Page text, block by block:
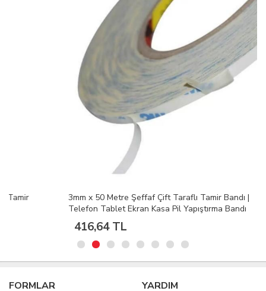
3mm x 50 Metre Şeffaf Çift Taraflı Tamir Bandı |
Telefon Tablet Ekran Kasa Pil Yapıştırma Bandı
416,64 TL
FORMLAR YARDIM